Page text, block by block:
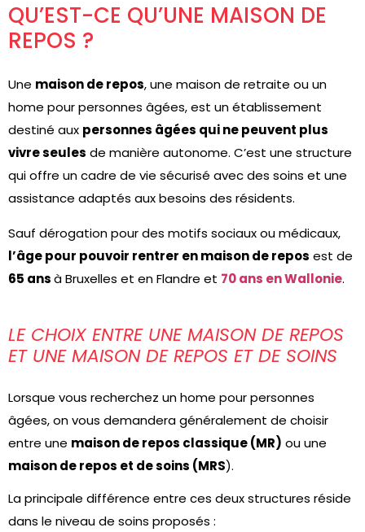
QU’EST-CE QU’UNE MAISON DE
REPOS ?
Une maison de repos, une maison de retraite ou un
home pour personnes âgées, est un établissement
destiné aux personnes âgées qui ne peuvent plus
vivre seules de manière autonome. C’est une structure
qui offre un cadre de vie sécurisé avec des soins et une
assistance adaptés aux besoins des résidents.
Sauf dérogation pour des motifs sociaux ou médicaux,
l’âge pour pouvoir rentrer en maison de repos est de
65 ansà Bruxelles et en Flandre et 70 ans en Wallonie.
LE CHOIX ENTRE UNE MAISON DE REPOS
ET UNE MAISON DE REPOS ET DE SOINS
Lorsque vous recherchez un home pour personnes
âgées, on vous demandera généralement de choisir
entre une maison de repos classique (MR) ou une
maison de repos et de soins (MRS).
La principale différence entre ces deux structures réside
dans le niveau de soins proposés :